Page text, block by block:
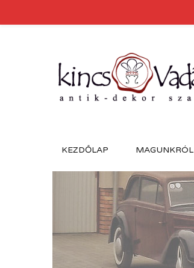
KEZDŐLAP MAGUNKRÓL